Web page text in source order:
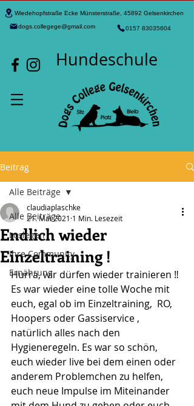
Wiedehopfstraße Ecke Münsterstraße, 45892 Gelsenkirchen
dogs.collegege@gmail.com
0157 83035604
Hundeschule
Beitrag
Alle Beiträge
Loslegen
Ihre Community
Ernährung
Alle Beiträge
Endlich wieder
Einzeltraining !
claudiaplaschke
21. Mai 2021 1 Min. Lesezeit
Hurra, wir dürfen wieder trainieren ‼️
Es war wieder eine tolle Woche mit
euch, egal ob im Einzeltraining,  RO,
Hoopers oder Gassiservice ,
natürlich alles nach den
Hygieneregeln. Es war so schön,
euch wieder live bei dem einen oder
anderem Problemchen zu helfen,
euch neue Impulse im Miteinander